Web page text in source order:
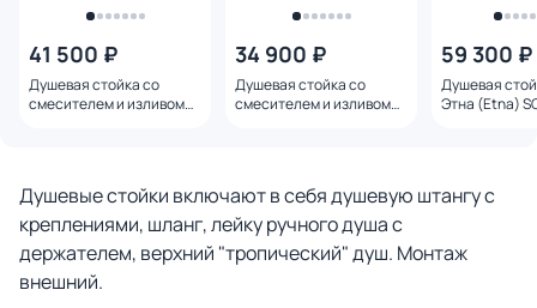
41 500 ₽
Душевая стойка со
смесителем и изливом
34 900 ₽
Душевая стойка со
смесителем и изливом
59 300 ₽
Душевая
Этна (Etna)
Душевые стойки включают в себя душевую штангу с
креплениями, шланг, лейку ручного душа с
держателем, верхний "тропический" душ. Монтаж
внешний.